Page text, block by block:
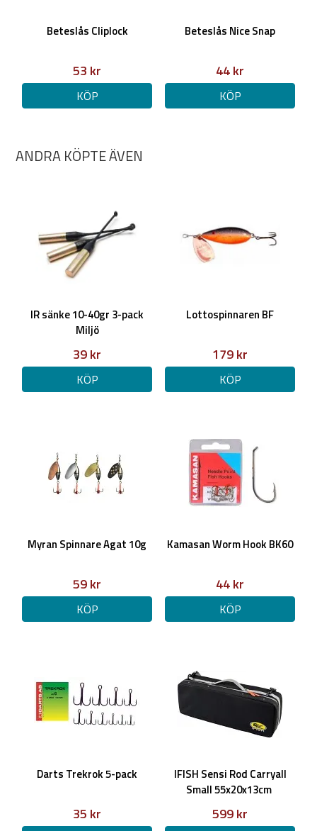
Beteslås Cliplock
53 kr
KÖP
Beteslås Nice Snap
44 kr
KÖP
ANDRA KÖPTE ÄVEN
IR sänke 10-40gr 3-pack
Miljö
39 kr
KÖP
Lottospinnaren BF
179 kr
KÖP
Myran Spinnare Agat 10g
59 kr
KÖP
Kamasan Worm Hook BK60
44 kr
KÖP
Darts Trekrok 5-pack
35 kr
IFISH Sensi Rod Carryall
Small 55x20x13cm
599 kr